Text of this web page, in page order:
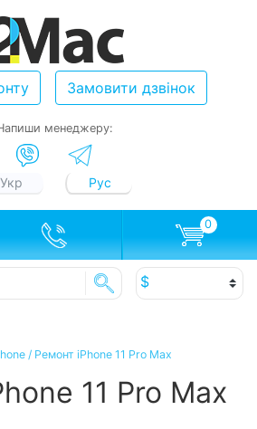
Замовити дзвінок
менеджеру:
Укр Рус
0
/ Ремонт iPhone 11 Pro Max
11 Pro Max